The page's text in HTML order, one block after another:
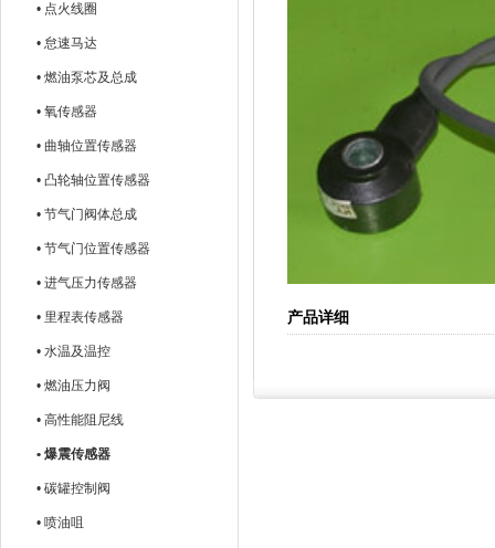
• 点火线圈
• 怠速马达
• 燃油泵芯及总成
• 氧传感器
• 曲轴位置传感器
• 凸轮轴位置传感器
• 节气门阀体总成
• 节气门位置传感器
• 进气压力传感器
• 里程表传感器
• 水温及温控
• 燃油压力阀
• 高性能阻尼线
• 爆震传感器
• 碳罐控制阀
• 喷油咀
产品详细